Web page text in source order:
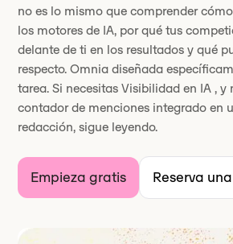
no es lo mismo que comprender
los motores de IA, por qué tus
delante de ti en los resultados y qué
respecto. Omnia diseñada
tarea. Si necesitas Visibilidad en IA , y
contador de menciones integrado en
redacción, sigue leyendo.
Empieza gratis Reserva